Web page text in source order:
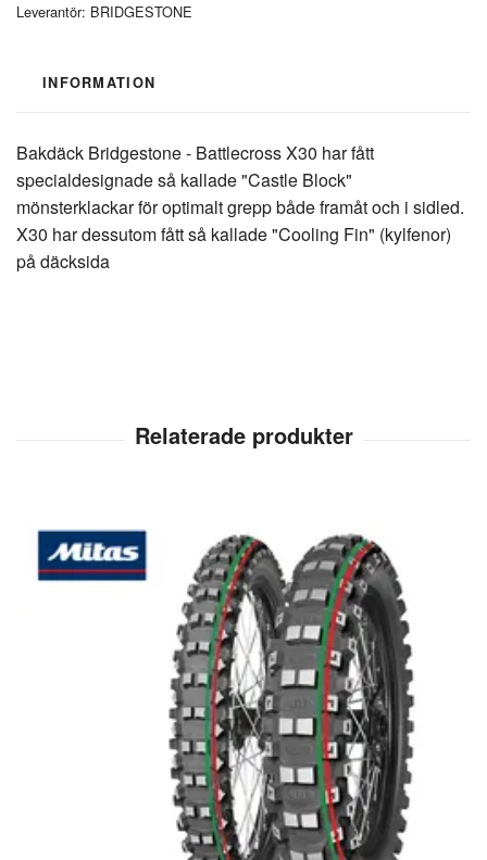
Leverantör: BRIDGESTONE
INFORMATION
Bakdäck Bridgestone - Battlecross X30 har fått
specialdesignade så kallade "Castle Block"
mönsterklackar för optimalt grepp både framåt och i sidled.
X30 har dessutom fått så kallade "Cooling Fin" (kylfenor)
på däcksida